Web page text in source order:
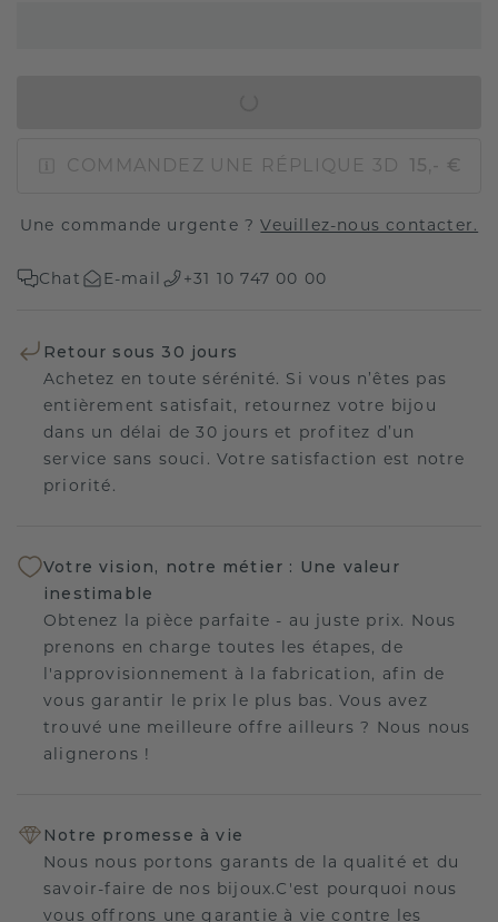
COMMANDEZ UNE RÉPLIQUE 3D 15,- €
Une commande urgente ?Veuillez-nous contacter.
Chat E-mail +31 10 747 00 00
Retour sous 30 jours
Achetez en toute sérénité. Si vous n’êtes pas
entièrement satisfait, retournez votre bijou
dans un délai de 30 jours et profitez d’un
service sans souci. Votre satisfaction est notre
priorité.
Votre vision, notre métier : Une valeur
inestimable
Obtenez la pièce parfaite - au juste prix. Nous
prenons en charge toutes les étapes, de
l'approvisionnement à la fabrication, afin de
vous garantir le prix le plus bas. Vous avez
trouvé une meilleure offre ailleurs ? Nous nous
alignerons !
Notre promesse à vie
Nous nous portons garants de la qualité et du
savoir-faire de nos bijoux.C'est pourquoi nous
vous offrons une garantie à vie contre les